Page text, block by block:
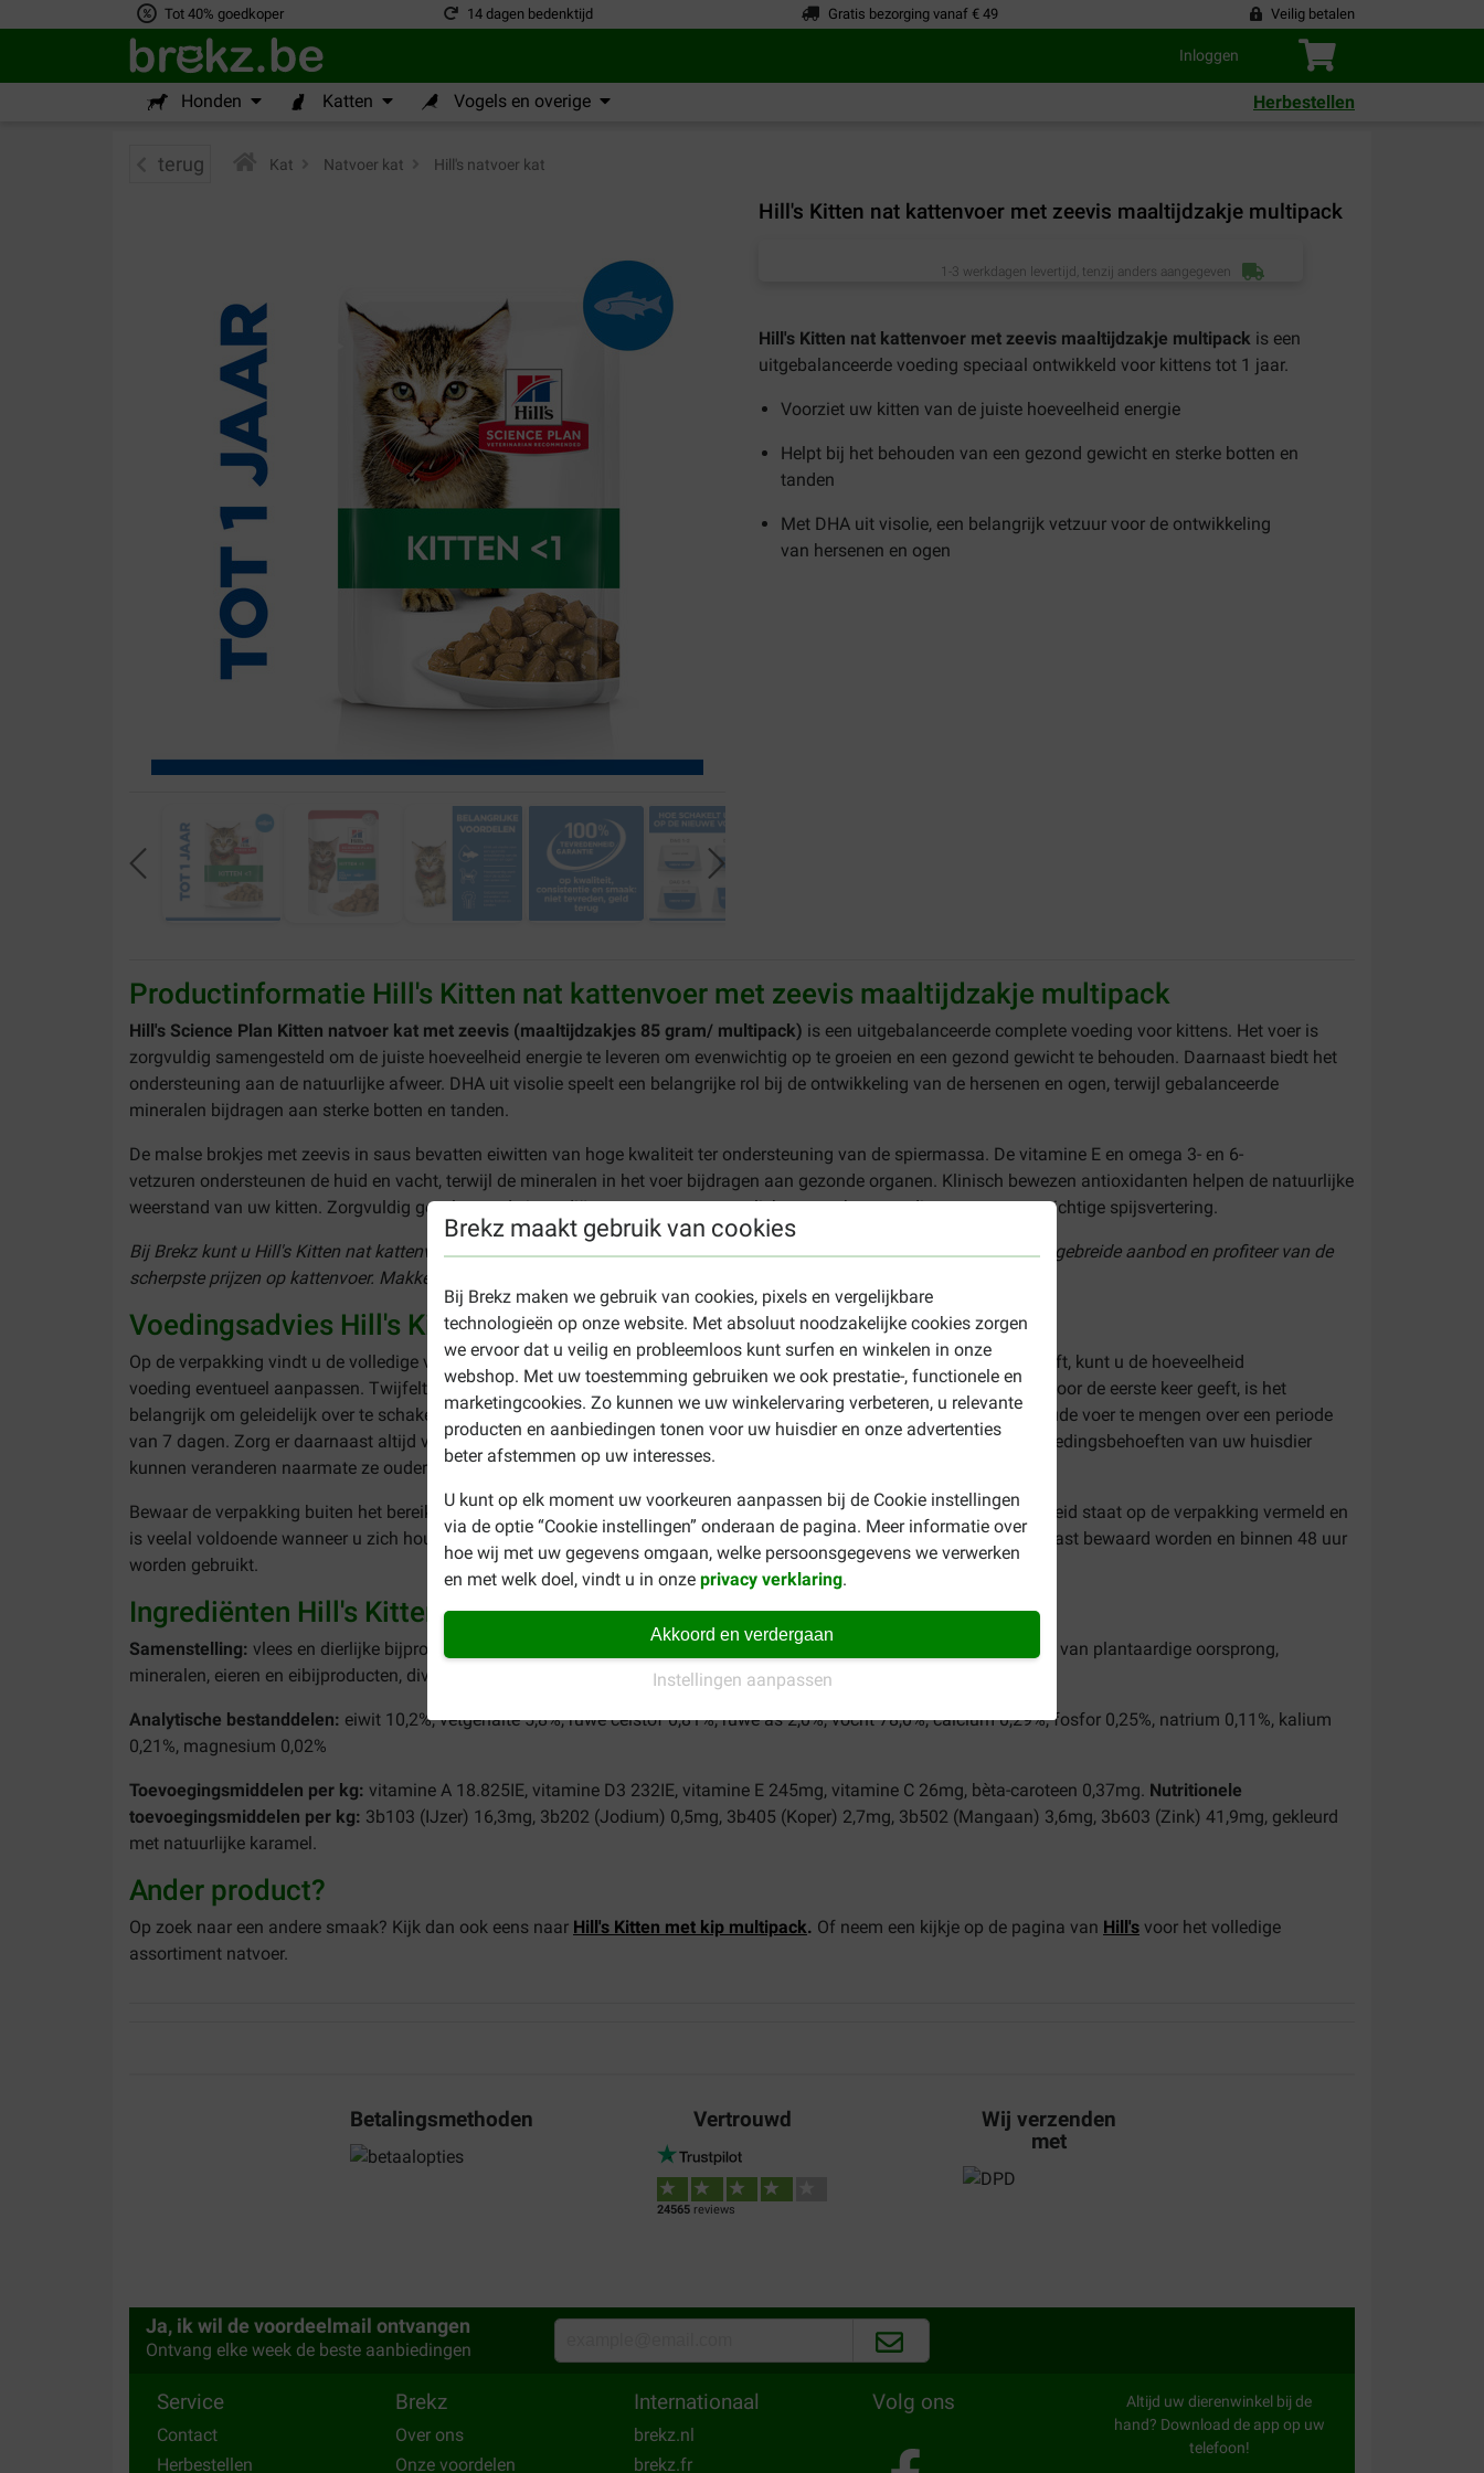
Tot 40% goedkoper 14 dagen bedenktijd Gratis bezorging vanaf € 49 Veilig betalen
Inloggen
Honden Katten Vogels en overige Herbestellen
Brekz maakt gebruik van cookies
Bij Brekz maken we gebruik van cookies, pixels en vergelijkbare
technologieën op onze website. Met absoluut noodzakelijke cookies zorgen
we ervoor dat u veilig en probleemloos kunt surfen en winkelen in onze
webshop. Met uw toestemming gebruiken we ook prestatie-, functionele en
marketingcookies. Zo kunnen we uw winkelervaring verbeteren, u relevante
producten en aanbiedingen tonen voor uw huisdier en onze advertenties
beter afstemmen op uw interesses.
U kunt op elk moment uw voorkeuren aanpassen bij de Cookie instellingen
via de optie “Cookie instellingen” onderaan de pagina. Meer informatie over
hoe wij met uw gegevens omgaan, welke persoonsgegevens we verwerken
en met welk doel, vindt u in onze privacy verklaring.
Akkoord en verdergaan
Instellingen aanpassen
terug Kat Natvoer kat Hill's natvoer kat
Hill's Kitten nat kattenvoer met zeevis maaltijdzakje multipack
1-3 werkdagen levertijd, tenzij anders aangegeven
Hill's Kitten nat kattenvoer met zeevis maaltijdzakje multipack is een
uitgebalanceerde voeding speciaal ontwikkeld voor kittens tot 1 jaar.
Voorziet uw kitten van de juiste hoeveelheid energie
Helpt bij het behouden van een gezond gewicht en sterke botten en
tanden
Met DHA uit visolie, een belangrijk vetzuur voor de ontwikkeling
van hersenen en ogen
Productinformatie Hill's Kitten nat kattenvoer met zeevis maaltijdzakje multipack
Hill's Science Plan Kitten natvoer kat met zeevis (maaltijdzakjes 85 gram/ multipack) is een uitgebalanceerde complete voeding voor kittens. Het voer is
zorgvuldig samengesteld om de juiste hoeveelheid energie te leveren om evenwichtig op te groeien en een gezond gewicht te behouden. Daarnaast biedt het
ondersteuning aan de natuurlijke afweer. DHA uit visolie speelt een belangrijke rol bij de ontwikkeling van de hersenen en ogen, terwijl gebalanceerde
mineralen bijdragen aan sterke botten en tanden.
De malse brokjes met zeevis in saus bevatten eiwitten van hoge kwaliteit ter ondersteuning van de spiermassa. De vitamine E en omega 3- en 6-
vetzuren ondersteunen de huid en vacht, terwijl de mineralen in het voer bijdragen aan gezonde organen. Klinisch bewezen antioxidanten helpen de natuurlijke
weerstand van uw kitten. Zorgvuldig geselecteerde ingrediënten zorgen voor een licht verteerbare voeding en een evenwichtige spijsvertering.
Bij Brekz kunt u Hill's Kitten nat kattenvoer met zeevis maaltijdzakje multipack goedkoop online bestellen. Bekijk ons uitgebreide aanbod en profiteer van de
scherpste prijzen op kattenvoer. Makkelijk en snel besteld!
Voedingsadvies Hill's Kitten
Op de verpakking vindt u de volledige voedingsinstructies. Om ervoor te zorgen dat uw kitten op een gezond gewicht blijft, kunt u de hoeveelheid
voeding eventueel aanpassen. Twijfelt u over de juiste hoeveelheid? Vraag dan uw dierenarts om advies. Als u dit voer voor de eerste keer geeft, is het
belangrijk om geleidelijk over te schakelen. Dit kunt u doen door steeds meer van het nieuwe voer met minder van het oude voer te mengen over een periode
van 7 dagen. Zorg er daarnaast altijd voor dat uw kat toegang heeft tot vers drinkwater. Houd er rekening mee dat de voedingsbehoeften van uw huisdier
kunnen veranderen naarmate ze ouder worden.
Bewaar de verpakking buiten het bereik van kinderen en huisdieren om verstikkingsgevaar te voorkomen. De houdbaarheid staat op de verpakking vermeld en
is veelal voldoende wanneer u zich houdt aan het aanbevolen gebruik. Na openen moet de voeding afgedekt in de koelkast bewaard worden en binnen 48 uur
worden gebruikt.
Ingrediënten Hill's Kitten nat kattenvoer met zeevis
Samenstelling: vlees en dierlijke bijproducten, plantaardige eiwitextracten, vis en visbijproducten (zeevis 4%), producten van plantaardige oorsprong,
mineralen, eieren en eibijproducten, diverse suikers, oliën en vetten.
Analytische bestanddelen: eiwit 10,2%, vetgehalte 5,8%, ruwe celstof 0,81%, ruwe as 2,0%, vocht 78,0%, calcium 0,29%, fosfor 0,25%, natrium 0,11%, kalium
0,21%, magnesium 0,02%
Toevoegingsmiddelen per kg: vitamine A 18.825IE, vitamine D3 232IE, vitamine E 245mg, vitamine C 26mg, bèta-caroteen 0,37mg. Nutritionele
toevoegingsmiddelen per kg: 3b103 (IJzer) 16,3mg, 3b202 (Jodium) 0,5mg, 3b405 (Koper) 2,7mg, 3b502 (Mangaan) 3,6mg, 3b603 (Zink) 41,9mg, gekleurd
met natuurlijke karamel.
Ander product?
Op zoek naar een andere smaak? Kijk dan ook eens naar Hill's Kitten met kip multipack. Of neem een kijkje op de pagina van Hill's voor het volledige
assortiment natvoer.
Betalingsmethoden Vertrouwd
24565reviews
Wij verzenden
met
Ja, ik wil de voordeelmail ontvangen
Ontvang elke week de beste aanbiedingen
Service
Contact
Herbestellen
Brekz
Over ons
Onze voordelen
Internationaal
brekz.nl
brekz.fr
Volg ons
Altijd uw dierenwinkel bij de
hand? Download de app op uw
telefoon!